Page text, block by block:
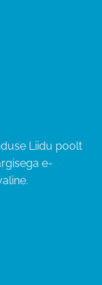
Liidu poolt
e-